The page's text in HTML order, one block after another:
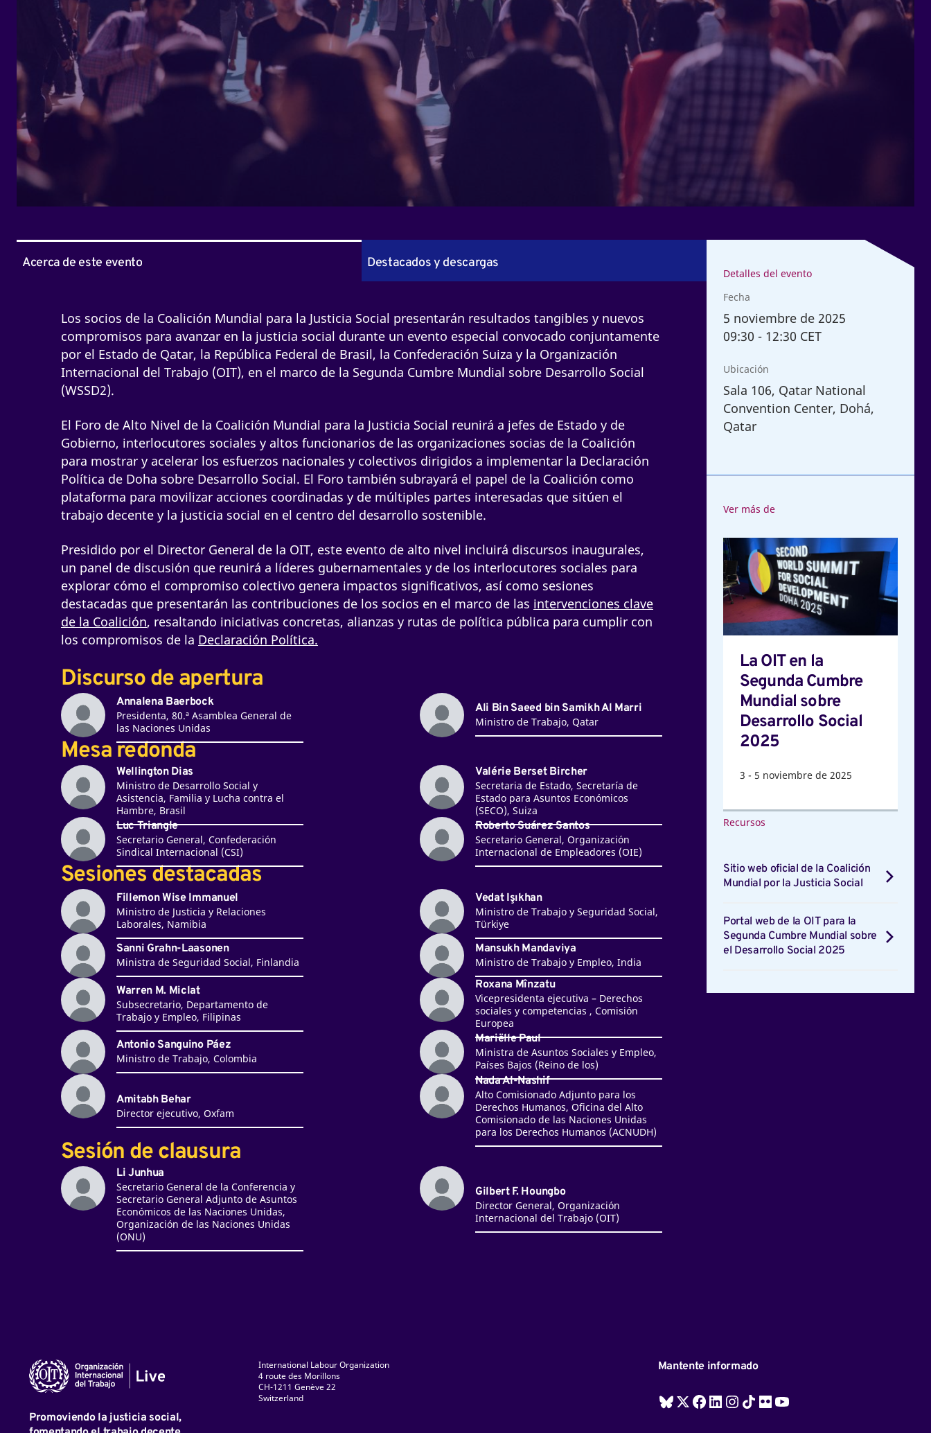
Acerca de este evento Destacados y descargas
Los socios de la Coalición Mundial para la Justicia Social presentarán resultados tangibles y nuevos
compromisos para avanzar en la justicia social durante un evento especial convocado conjuntamente
por el Estado de Qatar, la República Federal de Brasil, la Confederación Suiza y la Organización
Internacional del Trabajo (OIT), en el marco de la Segunda Cumbre Mundial sobre Desarrollo Social
(WSSD2).
El Foro de Alto Nivel de la Coalición Mundial para la Justicia Social reunirá a jefes de Estado y de
Gobierno, interlocutores sociales y altos funcionarios de las organizaciones socias de la Coalición
para mostrar y acelerar los esfuerzos nacionales y colectivos dirigidos a implementar la Declaración
Política de Doha sobre Desarrollo Social. El Foro también subrayará el papel de la Coalición como
plataforma para movilizar acciones coordinadas y de múltiples partes interesadas que sitúen el
trabajo decente y la justicia social en el centro del desarrollo sostenible.
Presidido por el Director General de la OIT, este evento de alto nivel incluirá discursos inaugurales,
un panel de discusión que reunirá a líderes gubernamentales y de los interlocutores sociales para
explorar cómo el compromiso colectivo genera impactos significativos, así como sesiones
destacadas que presentarán las contribuciones de los socios en el marco de las intervenciones clave
de la Coalición, resaltando iniciativas concretas, alianzas y rutas de política pública para cumplir con
los compromisos de la Declaración Política.
Discurso de apertura
Annalena Baerbock
Presidenta, 80.ª Asamblea General de
las Naciones Unidas
Ali Bin Saeed bin Samikh Al Marri
Ministro de Trabajo, Qatar
Mesa redonda
Wellington Dias
Ministro de Desarrollo Social y
Asistencia, Familia y Lucha contra el
Hambre, Brasil
Valérie Berset Bircher
Secretaria de Estado, Secretaría de
Estado para Asuntos Económicos
(SECO), Suiza
Luc Triangle
Secretario General, Confederación
Sindical Internacional (CSI)
Roberto Suárez Santos
Secretario General, Organización
Internacional de Empleadores (OIE)
Sesiones destacadas
Fillemon Wise Immanuel
Ministro de Justicia y Relaciones
Laborales, Namibia
Vedat Işıkhan
Ministro de Trabajo y Seguridad Social,
Türkiye
Sanni Grahn-Laasonen
Ministra de Seguridad Social, Finlandia
Mansukh Mandaviya
Ministro de Trabajo y Empleo, India
Warren M. Miclat
Subsecretario, Departamento de
Trabajo y Empleo, Filipinas
Roxana Mînzatu
Vicepresidenta ejecutiva – Derechos
sociales y competencias , Comisión
Europea
Antonio Sanguino Páez
Ministro de Trabajo, Colombia
Mariëlle Paul
Ministra de Asuntos Sociales y Empleo,
Países Bajos (Reino de los)
Amitabh Behar
Director ejecutivo, Oxfam
Nada Al-Nashif
Alto Comisionado Adjunto para los
Derechos Humanos, Oficina del Alto
Comisionado de las Naciones Unidas
para los Derechos Humanos (ACNUDH)
Sesión de clausura
Li Junhua
Secretario General de la Conferencia y
Secretario General Adjunto de Asuntos
Económicos de las Naciones Unidas,
Organización de las Naciones Unidas
(ONU)
Gilbert F. Houngbo
Director General, Organización
Internacional del Trabajo (OIT)
Detalles del evento
Fecha
5 noviembre de 2025
09:30 - 12:30 CET
Ubicación
Sala 106, Qatar National
Convention Center, Dohá,
Qatar
Ver más de
La
OIT
en
la
Segunda
Cumbre
Mundial
sobre
Desarrollo
Social
2025
La OIT en la
Segunda Cumbre
Mundial sobre
Desarrollo Social
2025
3 - 5 noviembre de 2025
Recursos
Sitio web oficial de la Coalición
Mundial por la Justicia Social
Portal web de la OIT para la
Segunda Cumbre Mundial sobre
el Desarrollo Social 2025
Promoviendo la justicia social,
International Labour Organization
4 route des Morillons
CH-1211 Genève 22
Switzerland
Mantente informado